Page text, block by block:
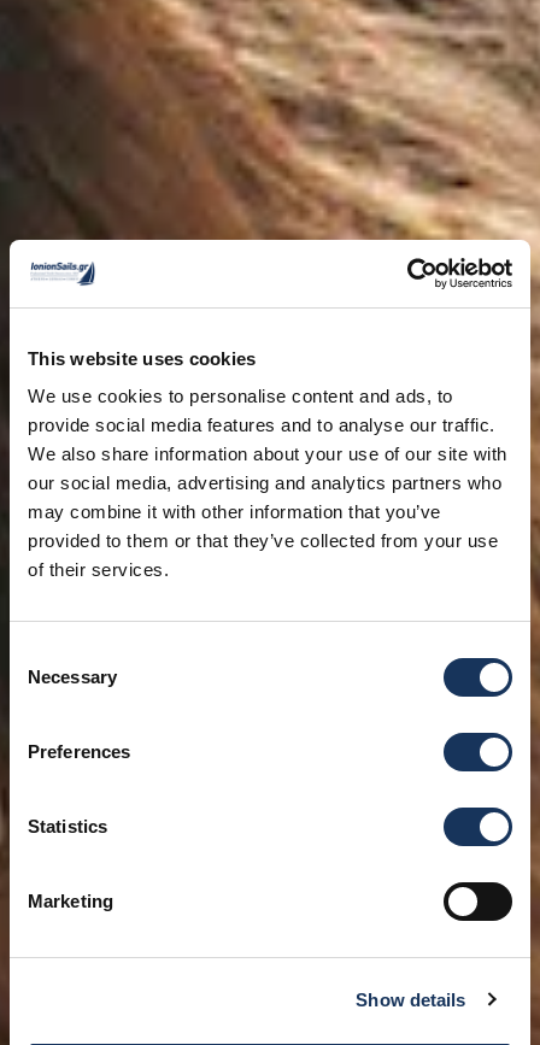
This website uses cookies
We use cookies to personalise content and ads, to
provide social media features and to analyse our traffic.
We also share information about your use of our site with
our social media, advertising and analytics partners who
may combine it with other information that you’ve
provided to them or that they’ve collected from your use
of their services.
Selection
Necessary
Preferences
Statistics
Marketing
Show details